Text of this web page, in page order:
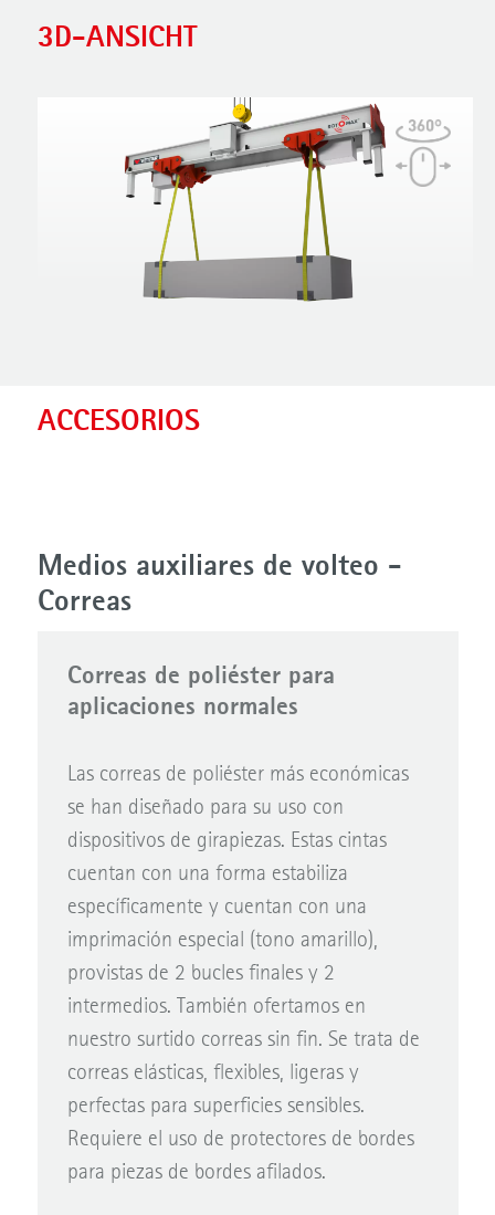
3D-ANSICHT
ACCESORIOS
Medios auxiliares de volteo -
Correas
Correas de poliéster para
aplicaciones normales
Las correas de poliéster más económicas
se han diseñado para su uso con
dispositivos de girapiezas. Estas cintas
cuentan con una forma estabiliza
específicamente y cuentan con una
imprimación especial (tono amarillo),
provistas de 2 bucles finales y 2
intermedios. También ofertamos en
nuestro surtido correas sin fin. Se trata de
correas elásticas, flexibles, ligeras y
perfectas para superficies sensibles.
Requiere el uso de protectores de bordes
para piezas de bordes afilados.